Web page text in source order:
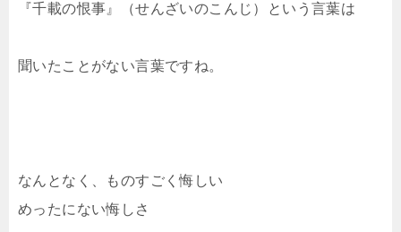
『千載の恨事』（せんざいのこんじ）という言葉は
聞いたことがない言葉ですね。
なんとなく、ものすごく悔しい
めったにない悔しさ